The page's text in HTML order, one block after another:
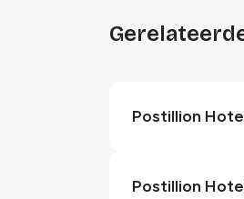
Postillion
Postillion